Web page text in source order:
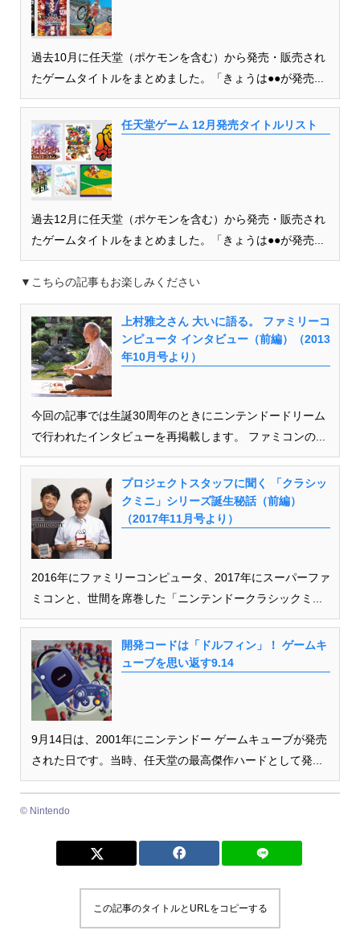
過去10月に任天堂（ポケモンを含む）から発売・販売され
たゲームタイトルをまとめました。「きょうは●●が発売...
任天堂ゲーム 12月発売タイトルリスト
過去12月に任天堂（ポケモンを含む）から発売・販売され
たゲームタイトルをまとめました。「きょうは●●が発売...
▼こちらの記事もお楽しみください
上村雅之さん 大いに語る。 ファミリーコ
ンピュータ インタビュー（前編）（2013
年10月号より）
今回の記事では生誕30周年のときにニンテンドードリーム
で行われたインタビューを再掲載します。 ファミコンの...
プロジェクトスタッフに聞く 「クラシッ
クミニ」シリーズ誕生秘話（前編）
（2017年11月号より）
2016年にファミリーコンピュータ、2017年にスーパーファ
ミコンと、世間を席巻した「ニンテンドークラシックミ...
開発コードは「ドルフィン」！ ゲームキ
ューブを思い返す9.14
9月14日は、2001年にニンテンドー ゲームキューブが発売
された日です。当時、任天堂の最高傑作ハードとして発...
© Nintendo
この記事のタイトルとURLをコピーする